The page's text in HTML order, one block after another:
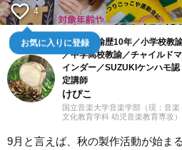
favorite_border 4
お気に入りに登録幼稚園教諭歴10年／小学校教
／中学高校教諭／チャイルドマ
インダー／SUZUKIケンハモ認
定講師
けぴこ
国立音楽大学音楽学部（現：音楽
文化教育学科 幼児音楽教育専攻）
家の草場純先生が担任でした。大
学卒業後は幼稚園教諭として10年
9月と言えば、秋の製作活動が始ま